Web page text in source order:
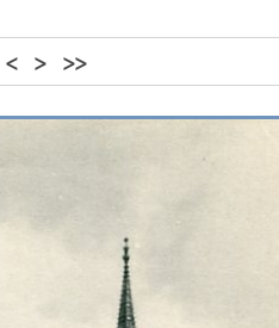
< > >>